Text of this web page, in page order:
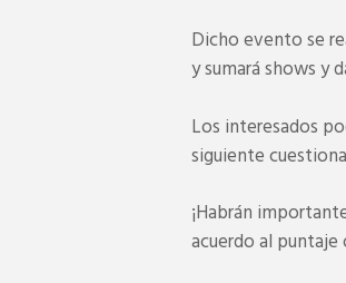
Dicho evento se
y sumará shows y
Los interesados
siguiente
¡Habrán
acuerdo al